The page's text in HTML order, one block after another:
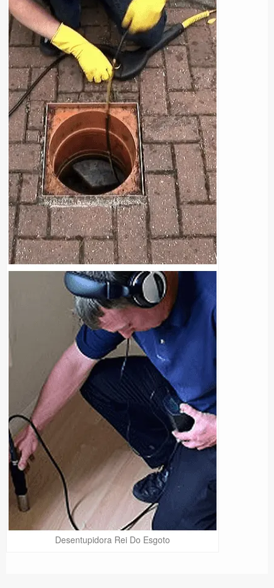
Desentupidora Rei Do EsgotoPrecisa de Ajuda?